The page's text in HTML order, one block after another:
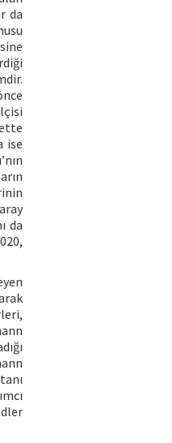
da
ise
da